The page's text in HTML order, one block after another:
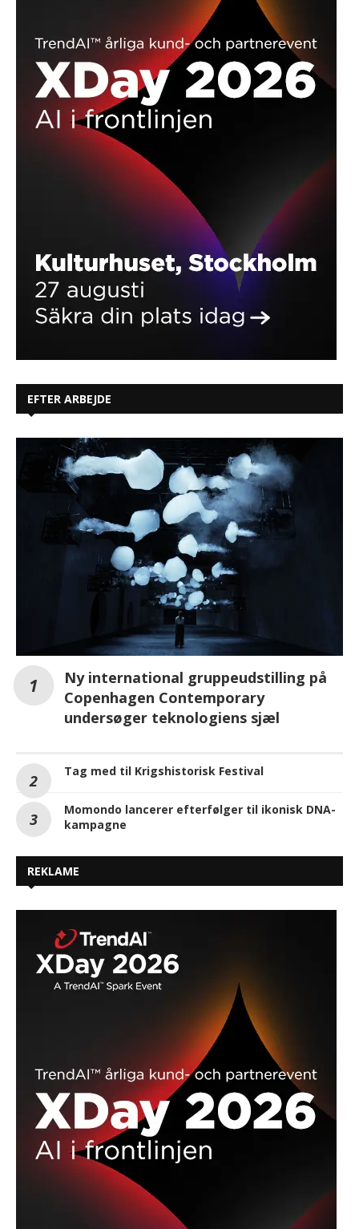
EFTER ARBEJDE
Ny international gruppeudstilling på
Copenhagen Contemporary
undersøger teknologiens sjæl
Tag med til Krigshistorisk Festival
Momondo lancerer efterfølger til ikonisk DNA-
kampagne
REKLAME